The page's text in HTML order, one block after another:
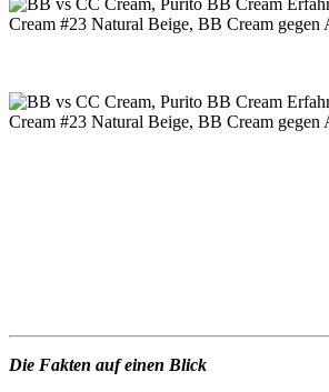
Die Fakten auf einen Blick